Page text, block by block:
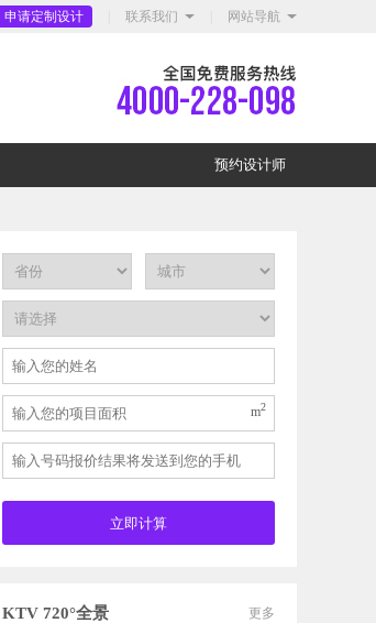
申请定制设计 联系我们 网站导航
预约设计师
m2
更多
KTV 720°全景